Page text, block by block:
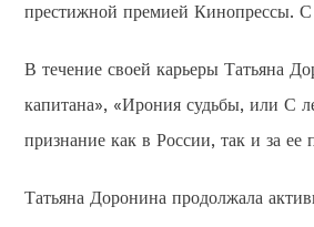
престижной премией Кинопрессы. С
В течение своей карьеры Татьяна
капитана», «Ирония судьбы, или С
признание как в России, так и за ее
Татьяна Доронина продолжала